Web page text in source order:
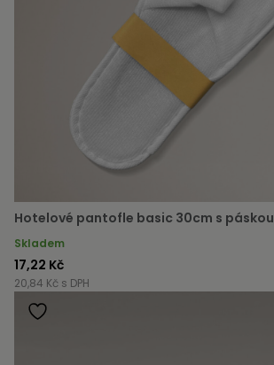
Hotelové pantofle basic 30cm s páskou
Skladem
17,22 Kč
20,84 Kč s DPH